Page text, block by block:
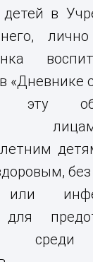
детей в
лично
«Дневнике
эту
без
или
для